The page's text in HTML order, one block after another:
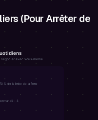
(Pour Arrêter de